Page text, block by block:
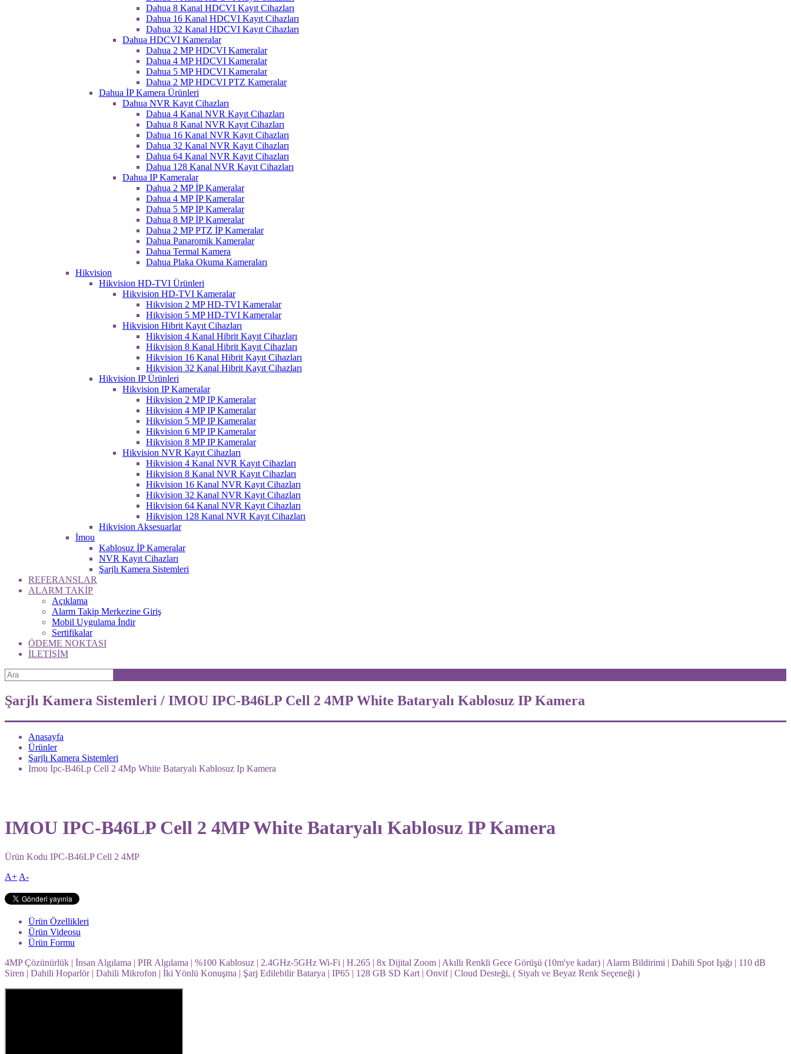
Dahua 8 Kanal HDCVI Kayıt Cihazları
Dahua 16 Kanal HDCVI Kayıt Cihazları
Dahua 32 Kanal HDCVI Kayıt Cihazları
Dahua HDCVI Kameralar
Dahua 2 MP HDCVI Kameralar
Dahua 4 MP HDCVI Kameralar
Dahua 5 MP HDCVI Kameralar
Dahua 2 MP HDCVI PTZ Kameralar
Dahua İP Kamera Ürünleri
Dahua NVR Kayıt Cihazları
Dahua 4 Kanal NVR Kayıt Cihazları
Dahua 8 Kanal NVR Kayıt Cihazları
Dahua 16 Kanal NVR Kayıt Cihazları
Dahua 32 Kanal NVR Kayıt Cihazları
Dahua 64 Kanal NVR Kayıt Cihazları
Dahua 128 Kanal NVR Kayıt Cihazları
Dahua IP Kameralar
Dahua 2 MP İP Kameralar
Dahua 4 MP İP Kameralar
Dahua 5 MP İP Kameralar
Dahua 8 MP İP Kameralar
Dahua 2 MP PTZ İP Kameralar
Dahua Panaromik Kameralar
Dahua Termal Kamera
Dahua Plaka Okuma Kameraları
Hikvision
Hikvision HD-TVI Ürünleri
Hikvision HD-TVI Kameralar
Hikvision 2 MP HD-TVI Kameralar
Hikvision 5 MP HD-TVI Kameralar
Hikvision Hibrit Kayıt Cihazları
Hikvision 4 Kanal Hibrit Kayıt Cihazları
Hikvision 8 Kanal Hibrit Kayıt Cihazları
Hikvision 16 Kanal Hibrit Kayıt Cihazları
Hikvision 32 Kanal Hibrit Kayıt Cihazları
Hikvision IP Ürünleri
Hikvision IP Kameralar
Hikvision 2 MP IP Kameralar
Hikvision 4 MP IP Kameralar
Hikvision 5 MP IP Kameralar
Hikvision 6 MP IP Kameralar
Hikvision 8 MP IP Kameralar
Hikvision NVR Kayıt Cihazları
Hikvision 4 Kanal NVR Kayıt Cihazları
Hikvision 8 Kanal NVR Kayıt Cihazları
Hikvision 16 Kanal NVR Kayıt Cihazları
Hikvision 32 Kanal NVR Kayıt Cihazları
Hikvision 64 Kanal NVR Kayıt Cihazları
Hikvision 128 Kanal NVR Kayıt Cihazları
Hikvision Aksesuarlar
İmou
Kablosuz İP Kameralar
NVR Kayıt Cihazları
Şarjlı Kamera Sistemleri
REFERANSLAR
ALARM TAKİP
Açıklama
Alarm Takip Merkezine Giriş
Mobil Uygulama İndir
Sertifikalar
ÖDEME NOKTASI
İLETİŞİM
Şarjlı Kamera Sistemleri / IMOU IPC-B46LP Cell 2 4MP White Bataryalı Kablosuz IP Kamera
Anasayfa
Ürünler
Şarjlı Kamera Sistemleri
Imou Ipc-B46Lp Cell 2 4Mp White Bataryalı Kablosuz Ip Kamera
IMOU IPC-B46LP Cell 2 4MP White Bataryalı Kablosuz IP Kamera
Ürün Kodu IPC-B46LP Cell 2 4MP
A+ A-
Ürün Özellikleri
Ürün Videosu
Ürün Formu
4MP Çözünürlük | İnsan Algılama | PIR Algılama | %100 Kablosuz | 2.4GHz-5GHz Wi-Fi | H.265 | 8x Dijital Zoom | Akıllı Renkli Gece Görüşü (10m'ye kadar) | Alarm Bildirimi | Dahili Spot Işığı | 110 dB
Siren | Dahili Hoparlör | Dahili Mikrofon | İki Yönlü Konuşma | Şarj Edilebilir Batarya | IP65 | 128 GB SD Kart | Onvif | Cloud Desteği, ( Siyah ve Beyaz Renk Seçeneği )